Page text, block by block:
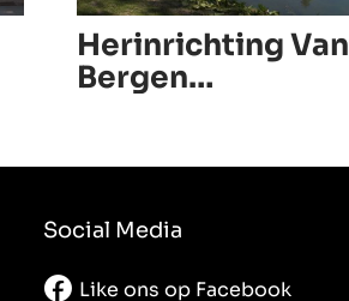
Herinrichting Van
Bergen
Social Media
Like ons op Facebook